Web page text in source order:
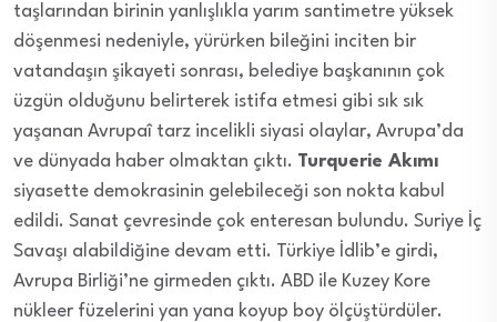
taşlarından birinin yanlışlıkla yarım santimetre yüksek
döşenmesi nedeniyle, yürürken bileğini inciten bir
vatandaşın şikayeti sonrası, belediye başkanının çok
üzgün olduğunu belirterek istifa etmesi gibi sık sık
yaşanan Avrupaî tarz incelikli siyasi olaylar, Avrupa’da
ve dünyada haber olmaktan çıktı. Turquerie Akımı
siyasette demokrasinin gelebileceği son nokta kabul
edildi. Sanat çevresinde çok enteresan bulundu. Suriye İç
Savaşı alabildiğine devam etti. Türkiye İdlib’e girdi,
Avrupa Birliği’ne girmeden çıktı. ABD ile Kuzey Kore
nükleer füzelerini yan yana koyup boy ölçüştürdüler.